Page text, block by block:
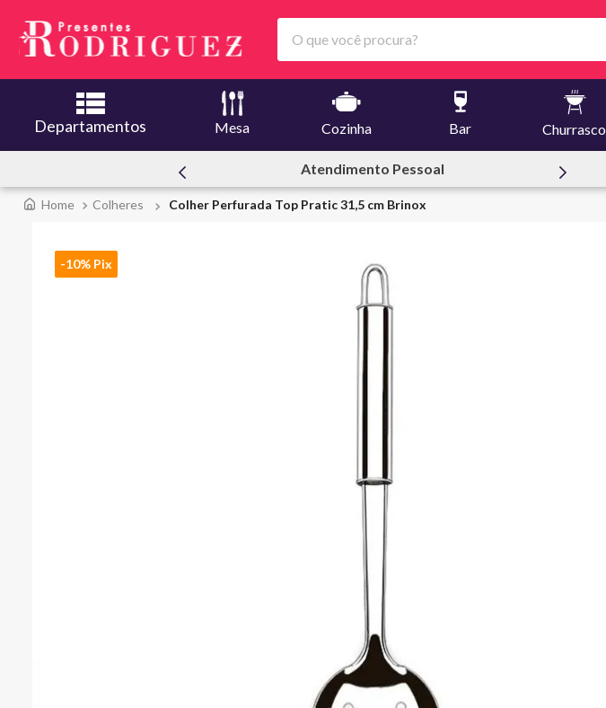
O que você procura?
Departamentos Mesa Cozinha Bar Churrasco
Ofertas | Le Creuset
Colheres Colher Perfurada Top Pratic 31,5 cm Brinox
-10% Pix